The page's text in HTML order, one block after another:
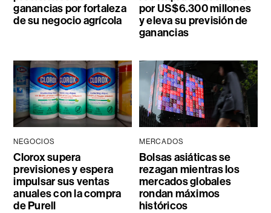
ganancias por fortaleza
de su negocio agrícola
por US$6.300 millones
y eleva su previsión de
ganancias
NEGOCIOS
Clorox supera
previsiones y espera
impulsar sus ventas
anuales con la compra
de Purell
MERCADOS
Bolsas asiáticas se
rezagan mientras los
mercados globales
rondan máximos
históricos